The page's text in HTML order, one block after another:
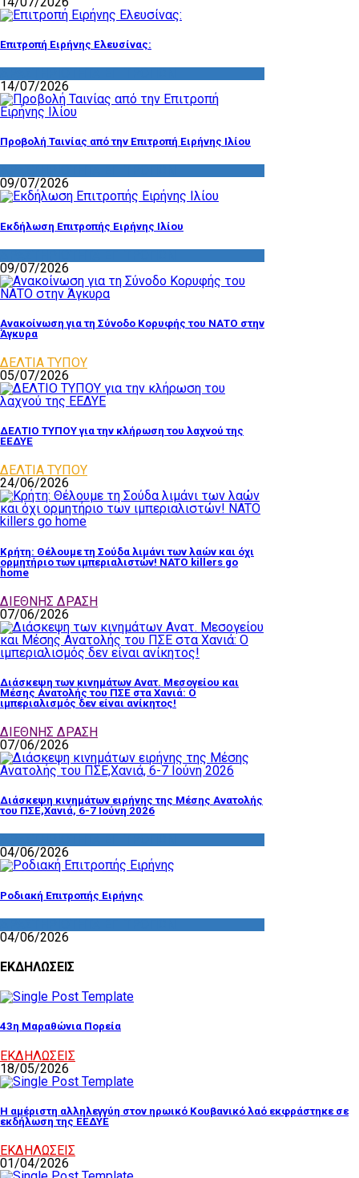
Επιτροπή Ειρήνης Ελευσίνας:
14/07/2026
Προβολή Ταινίας από την Επιτροπή Ειρήνης Ιλίου
09/07/2026
Εκδήλωση Επιτροπής Ειρήνης Ιλίου
09/07/2026
Ανακοίνωση για τη Σύνοδο Κορυφής του ΝΑΤΟ στην
Άγκυρα
ΔΕΛΤΙΑ ΤΥΠΟΥ
05/07/2026
ΔΕΛΤΙΟ ΤΥΠΟΥ για την κλήρωση του λαχνού της
ΕΕΔΥΕ
ΔΕΛΤΙΑ ΤΥΠΟΥ
24/06/2026
Κρήτη: Θέλουμε τη Σούδα λιμάνι των λαών και όχι
ορμητήριο των ιμπεριαλιστών! NATO killers go
home
ΔΙΕΘΝΗΣ ΔΡΑΣΗ
07/06/2026
Διάσκεψη των κινημάτων Ανατ. Μεσογείου και
Μέσης Ανατολής του ΠΣΕ στα Χανιά: Ο
ιμπεριαλισμός δεν είναι ανίκητος!
ΔΙΕΘΝΗΣ ΔΡΑΣΗ
07/06/2026
Διάσκεψη κινημάτων ειρήνης της Μέσης Ανατολής
του ΠΣΕ,Χανιά, 6-7 Ιούνη 2026
04/06/2026
Ροδιακή Επιτροπής Ειρήνης
04/06/2026
ΕΚΔΗΛΩΣΕΙΣ
43η Μαραθώνια Πορεία
ΕΚΔΗΛΩΣΕΙΣ
18/05/2026
Η αμέριστη αλληλεγγύη στον ηρωικό Κουβανικό λαό εκφράστηκε σε
εκδήλωση της ΕΕΔΥΕ
ΕΚΔΗΛΩΣΕΙΣ
01/04/2026